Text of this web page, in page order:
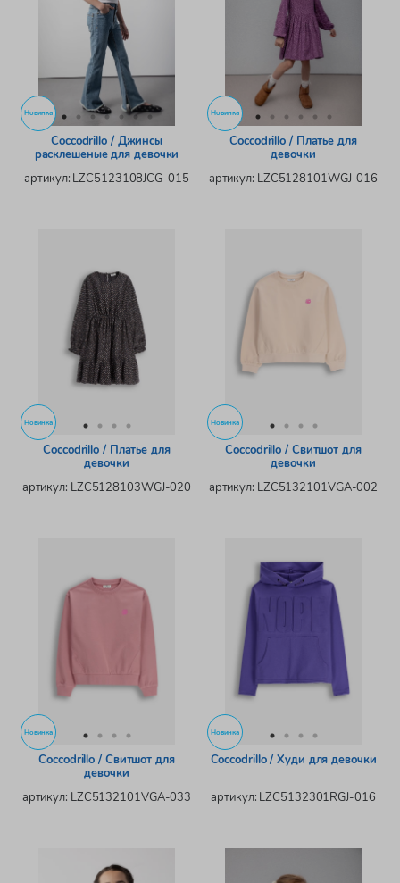
Новинка
Coccodrillo / Джинсы
расклешеные для девочки
артикул: LZC5123108JCG-015
Новинка
Coccodrillo / Платье для
девочки
артикул: LZC5128101WGJ-016
Новинка
Coccodrillo / Платье для
девочки
артикул: LZC5128103WGJ-020
Новинка
Coccodrillo / Свитшот для
девочки
артикул: LZC5132101VGA-002
Новинка
Coccodrillo / Свитшот для
девочки
артикул: LZC5132101VGA-033
Новинка
Coccodrillo / Худи для девочки
артикул: LZC5132301RGJ-016